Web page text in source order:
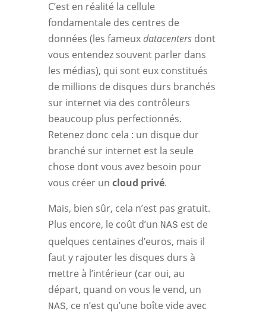
C’est en réalité la cellule
fondamentale des centres de
données (les fameuxdatacentersdont
vous entendez souvent parler dans
les médias), qui sont eux constitués
de millions de disques durs branchés
sur internet via des contrôleurs
beaucoup plus perfectionnés.
Retenez donc cela : un disque dur
branché sur internet est la seule
chose dont vous avez besoin pour
vous créer un cloud privé.
Mais, bien sûr, cela n’est pas gratuit.
Plus encore, le coût d’un NAS est de
quelques centaines d’euros, mais il
faut y rajouter les disques durs à
mettre à l’intérieur (car oui, au
départ, quand on vous le vend, un
NAS, ce n’est qu’une boîte vide avec